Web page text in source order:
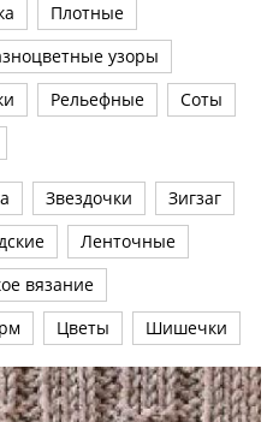
Плотные
узоры
Рельефные
Соты
Звездочки
Зигзаг
Ленточные
вязание
Цветы Шишечки